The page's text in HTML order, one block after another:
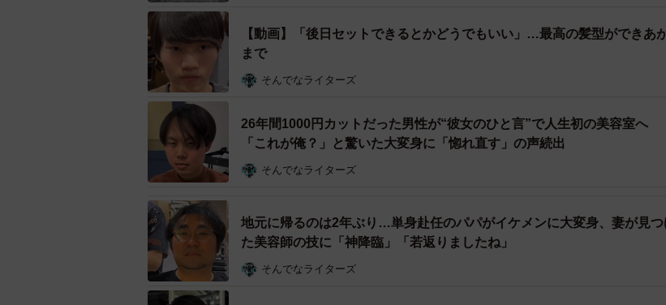
【動画】「後日セットできるとかどうでもいい」…最高の髪型ができあ
まで
そんでなライターズ
26年間1000円カットだった男性が“彼女のひと言”で人生初の美容室へ
「これが俺？」と驚いた大変身に「惚れ直す」の声続出
そんでなライターズ
地元に帰るのは2年ぶり…単身赴任のパパがイケメンに大変身、妻が見つ
た美容師の技に「神降臨」「若返りましたね」
そんでなライターズ